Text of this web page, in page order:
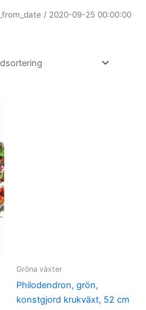
/ 2020-09-25 00:00:00
Gröna växter
Philodendron, grön,
konstgjord krukväxt, 52 cm